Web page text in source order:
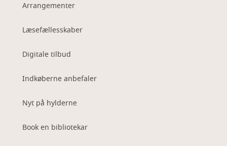
Arrangementer
Læsefællesskaber
Digitale tilbud
Indkøberne anbefaler
Nyt på hylderne
Book en bibliotekar